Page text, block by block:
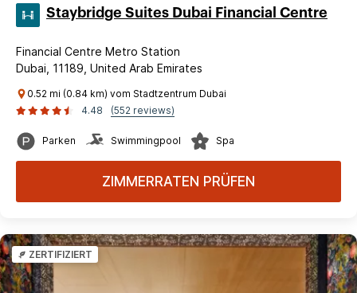
Staybridge Suites Dubai Financial Centre
Financial Centre Metro Station
Dubai, 11189, United Arab Emirates
0.52 mi (0.84 km) vom Stadtzentrum Dubai
4.48
(552 reviews)
Parken Swimmingpool Spa
ZIMMERRATEN PRÜFEN
ZERTIFIZIERT